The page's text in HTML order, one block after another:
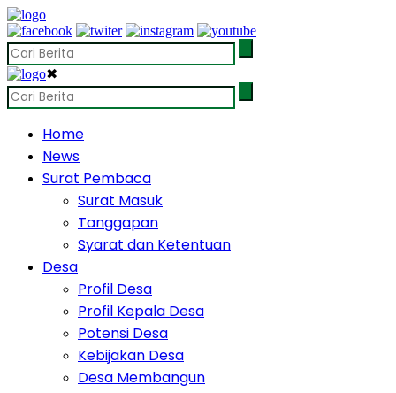
✖
Home
News
Surat Pembaca
Surat Masuk
Tanggapan
Syarat dan Ketentuan
Desa
Profil Desa
Profil Kepala Desa
Potensi Desa
Kebijakan Desa
Desa Membangun